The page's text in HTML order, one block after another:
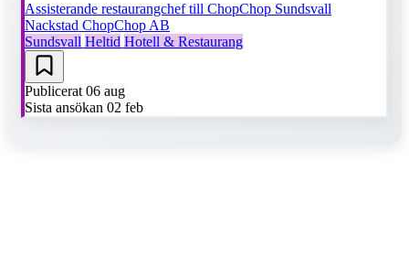
Assisterande restaurangchef till ChopChop Sundsvall
Nackstad ChopChop AB
Sundsvall Heltid Hotell & Restaurang
Publicerat 06 aug
Sista ansökan 02 feb